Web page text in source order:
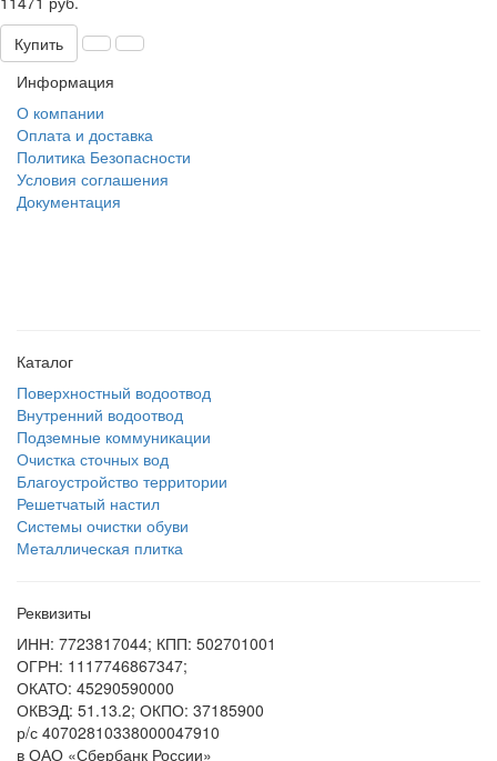
Купить
Информация
О компании
Оплата и доставка
Политика Безопасности
Условия соглашения
Документация
Каталог
Поверхностный водоотвод
Внутренний водоотвод
Подземные коммуникации
Очистка сточных вод
Благоустройство территории
Решетчатый настил
Системы очистки обуви
Металлическая плитка
Реквизиты
ИНН: 7723817044; КПП: 502701001
ОГРН: 1117746867347;
ОКАТО: 45290590000
ОКВЭД: 51.13.2; ОКПО: 37185900
р/с 40702810338000047910
в ОАО «Сбербанк России»